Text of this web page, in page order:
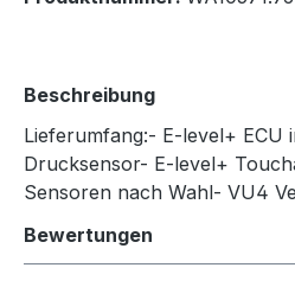
Beschreibung
Lieferumfang:- E-level+ ECU
Drucksensor- E-level+
Sensoren nach Wahl- VU4
Bewertungen